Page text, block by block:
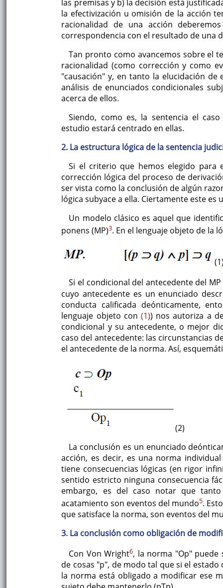
las premisas y b) la decisión está
la efectivización u omisión de la acción
racionalidad de una acción
correspondencia con el resultado de una
Tan pronto como avancemos sobre el
racionalidad (como corrección y como
"causación" y, en tanto la elucidación
análisis de enunciados condicionales
acerca de ellos.
Siendo, como es, la sentencia el
estudio estará centrado en ellas.
2. La estructura lógica de la sentencia
Si el criterio que hemos elegido para
corrección lógica del proceso de
ser vista como la conclusión de algún
lógica subyace a ella. Ciertamente este
Un modelo clásico es aquel que
ponens (MP)3. En el lenguaje objeto de la
Si el condicional del antecedente del
cuyo antecedente es un enunciado
conducta calificada deónticamente,
lenguaje objeto con(1)) nos autoriza a
condicional y su antecedente, o mejor
caso del antecedente: las circunstancias
el antecedente de la norma. Así,
(2)
La conclusión es un enunciado
acción, es decir, es una norma
tiene consecuencias lógicas (en rigor
sentido estricto ninguna consecuencia
embargo, es del caso notar que
acatamiento son eventos del mundo5.
que satisface la norma, son eventos del
3. La conclusión como obligación de
Con Von Wright6, la norma "Op" puede
de cosas "p", de modo tal que si el
la norma está obligado a modificar ese